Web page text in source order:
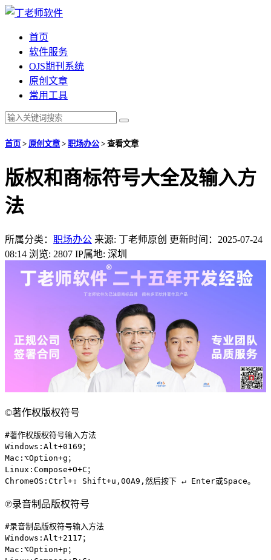
首页
软件服务
OJS期刊系统
原创文章
常用工具
首页 > 原创文章> 职场办公> 查看文章
版权和商标符号大全及输入方
法
所属分类： 职场办公 来源: 丁老师原创 更新时间：2025-07-24
08:14 浏览: 2807 IP属地: 深圳
©著作权版权符号
#著作权版权符号输入方法
Windows:Alt+0169；
Mac:⌥Option+g；
Linux:Compose+O+C；
ChromeOS:Ctrl+⇧ Shift+u,00A9,然后按下 ↵ Enter或Space。
℗录音制品版权符号
#录音制品版权符号输入方法
Windows:Alt+2117；
Mac:⌥Option+p；